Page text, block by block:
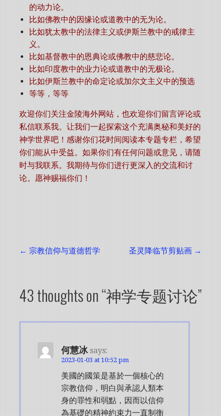
的动力论。
比如佛教中的因缘论或道教中的无为论。
比如犹太教中的法律主义或伊斯兰教中的戒律主
义。
比如基督教中的恩典论或佛教中的慈悲论。
比如印度教中的业力论或道教中的无极论。
比如伊斯兰教中的命定论或加尔文主义中的预选
等等，等等
欢迎你们关注金陵海外网站，也欢迎你们留言评论或
私信联系我。让我们一起探索这个充满奥秘和美好的
神学世界吧！感谢你们花时间阅读本专题专栏，希望
你们能从中受益。如果你们有任何问题或意见，请随
时与我联系。我期待与你们进行更深入的交流和讨
论。愿神赐福你们！
Post
navigation
← 宗教信仰与道德哲学 圣灵降临节剪贴画 →
43 thoughts on“神学专题讨论”
何慧冰 says:
2023-01-03 at 10:52 pm
美國的國策是基於一個核心的
宗教信仰，明白與承認人類本
身的罪性和弱點，因而以信仰
為基礎的精神約束力一直制衡